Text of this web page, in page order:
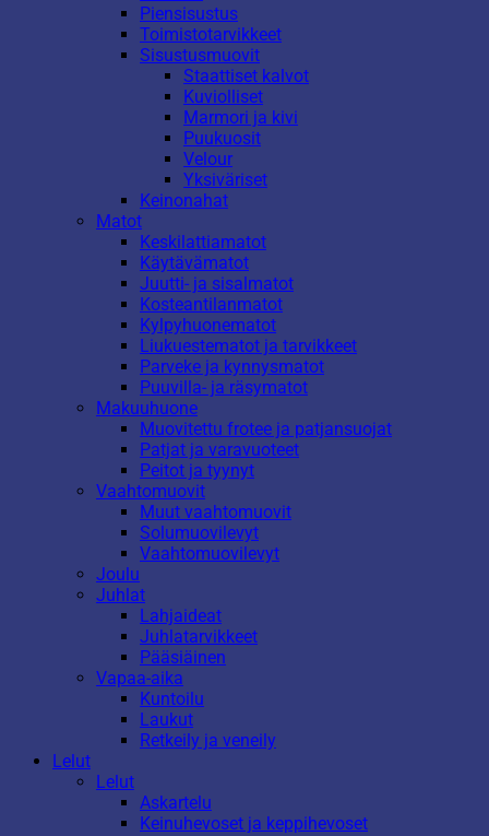
Piensisustus
Toimistotarvikkeet
Sisustusmuovit
Staattiset kalvot
Kuviolliset
Marmori ja kivi
Puukuosit
Velour
Yksiväriset
Keinonahat
Matot
Keskilattiamatot
Käytävämatot
Juutti- ja sisalmatot
Kosteantilanmatot
Kylpyhuonematot
Liukuestematot ja tarvikkeet
Parveke ja kynnysmatot
Puuvilla- ja räsymatot
Makuuhuone
Muovitettu frotee ja patjansuojat
Patjat ja varavuoteet
Peitot ja tyynyt
Vaahtomuovit
Muut vaahtomuovit
Solumuovilevyt
Vaahtomuovilevyt
Joulu
Juhlat
Lahjaideat
Juhlatarvikkeet
Pääsiäinen
Vapaa-aika
Kuntoilu
Laukut
Retkeily ja veneily
Lelut
Lelut
Askartelu
Keinuhevoset ja keppihevoset